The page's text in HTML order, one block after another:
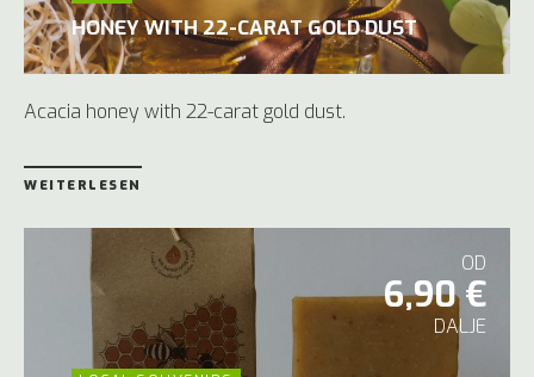
HONEY WITH 22-CARAT GOLD DUST
Acacia honey with 22-carat gold dust.
WEITERLESEN
OD
6,90 €
DALJE